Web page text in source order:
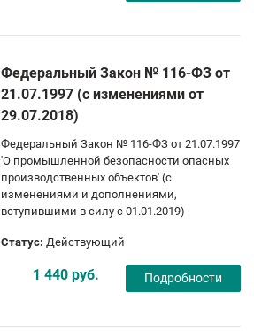
Федеральный Закон № 116-ФЗ от
21.07.1997 (с изменениями от
29.07.2018)
Федеральный Закон № 116-ФЗ от 21.07.1997
'О промышленной безопасности опасных
производственных объектов' (с
изменениями и дополнениями,
вступившими в силу с 01.01.2019)
Статус: Действующий
1 440 руб. Подробности